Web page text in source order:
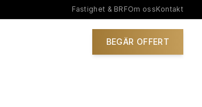
Fastighet & BRFOm ossKontakt
BEGÄR OFFERT